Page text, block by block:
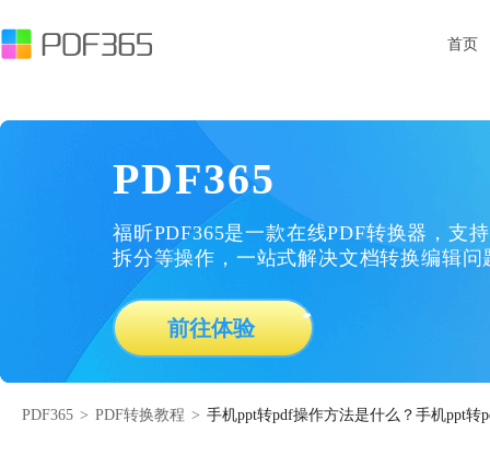
首页
PDF365
福昕PDF365是一款在线PDF转换器，支
拆分等操作，一站式解决文档转换编辑问
前往体验
PDF365 > PDF转换教程 > 手机ppt转pdf操作方法是什么？手机ppt转